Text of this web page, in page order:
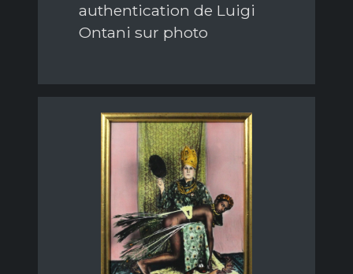
authentication de Luigi
Ontani sur photo